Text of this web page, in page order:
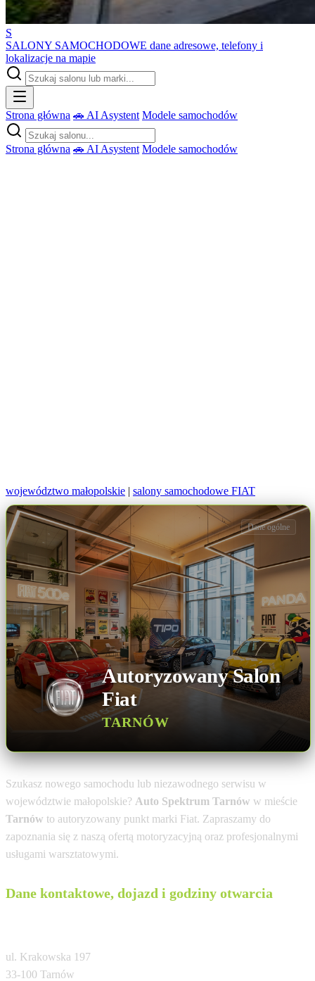
S
SALONY SAMOCHODOWE dane adresowe, telefony i
lokalizacje na mapie
Strona główna 🚗 AI Asystent Modele samochodów
Strona główna 🚗 AI Asystent Modele samochodów
województwo małopolskie | salony samochodowe FIAT
Autoryzowany Salon
Fiat
TARNÓW
Dane ogólne
Szukasz nowego samochodu lub niezawodnego serwisu w
województwie małopolskie? Auto Spektrum Tarnów w mieście
Tarnów to autoryzowany punkt marki Fiat. Zapraszamy do
zapoznania się z naszą ofertą motoryzacyjną oraz profesjonalnymi
usługami warsztatowymi.
Dane kontaktowe, dojazd i godziny otwarcia
ul. Krakowska 197
33-100 Tarnów